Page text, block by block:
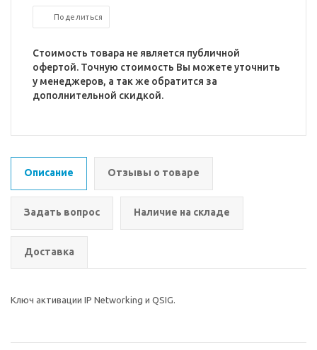
Поделиться
Стоимость товара не является публичной
офертой. Точную стоимость Вы можете уточнить
у менеджеров, а так же обратится за
дополнительной скидкой.
Описание Отзывы о товаре
Задать вопрос Наличие на складе
Доставка
Ключ активации IP Networking и QSIG.